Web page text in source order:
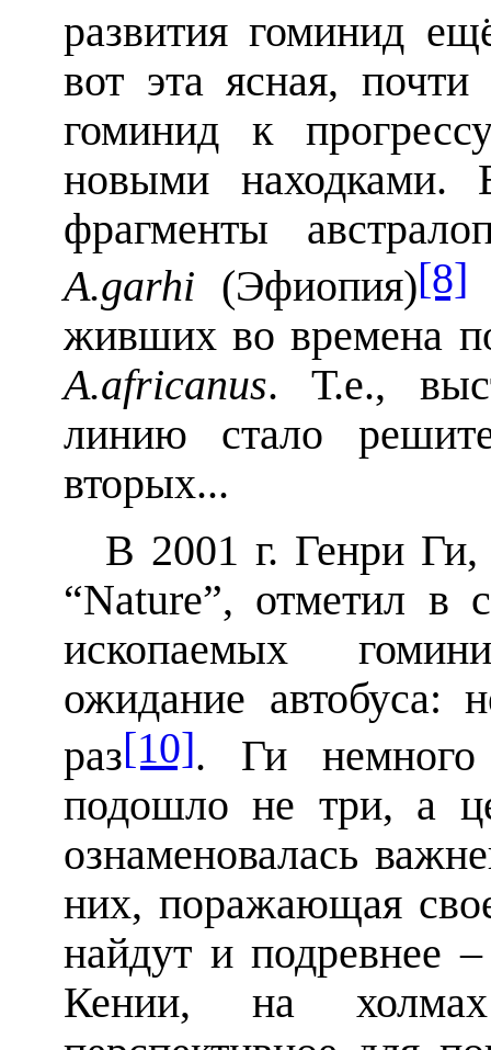
развития гоминид
вот эта ясная,
гоминид к
новыми находками.
фрагменты
A.garhi (Эфиопия)[8]
живших во времена
A.africanus. Т.е.,
линию стало
вторых...
В 2001 г. Генри Ги,
“Nature”, отметил в
ископаемых
ожидание автобуса:
раз[10]. Ги немного
подошло не три, а
ознаменовалась
них, поражающая
найдут и подревнее
Кении, на